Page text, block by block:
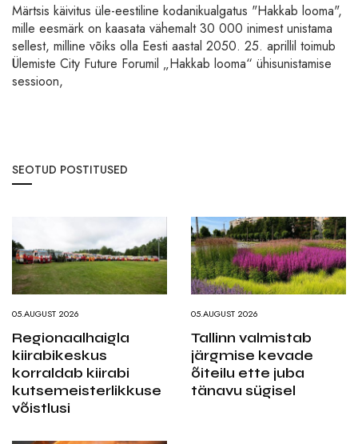
Märtsis käivitus üle-eestiline kodanikualgatus "Hakkab looma",
mille eesmärk on kaasata vähemalt 30 000 inimest unistama
sellest, milline võiks olla Eesti aastal 2050. 25. aprillil toimub
Ülemiste City Future Forumil „Hakkab looma“ ühisunistamise
sessioon,
SEOTUD POSTITUSED
05.AUGUST 2026
Regionaalhaigla
kiirabikeskus
korraldab kiirabi
kutsemeisterlikkuse
võistlusi
05.AUGUST 2026
Tallinn valmistab
järgmise kevade
õiteilu ette juba
tänavu sügisel